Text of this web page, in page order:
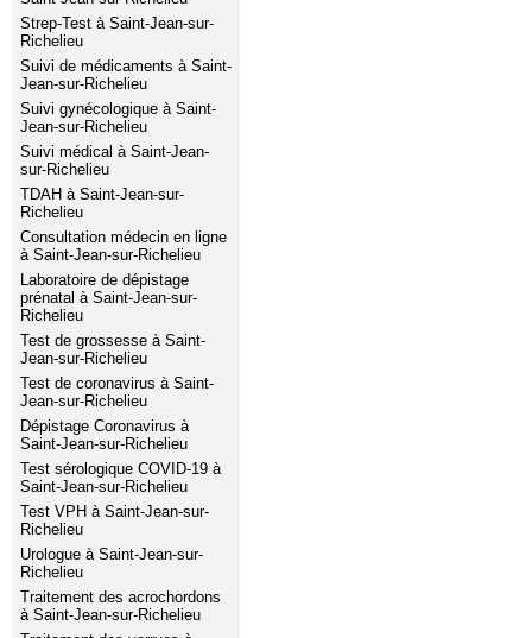
Strep-Test à Saint-Jean-sur-
Richelieu
Suivi de médicaments à Saint-
Jean-sur-Richelieu
Suivi gynécologique à Saint-
Jean-sur-Richelieu
Suivi médical à Saint-Jean-
sur-Richelieu
TDAH à Saint-Jean-sur-
Richelieu
Consultation médecin en ligne
à Saint-Jean-sur-Richelieu
Laboratoire de dépistage
prénatal à Saint-Jean-sur-
Richelieu
Test de grossesse à Saint-
Jean-sur-Richelieu
Test de coronavirus à Saint-
Jean-sur-Richelieu
Dépistage Coronavirus à
Saint-Jean-sur-Richelieu
Test sérologique COVID-19 à
Saint-Jean-sur-Richelieu
Test VPH à Saint-Jean-sur-
Richelieu
Urologue à Saint-Jean-sur-
Richelieu
Traitement des acrochordons
à Saint-Jean-sur-Richelieu